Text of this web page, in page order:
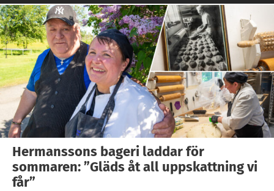
Hermanssons bageri laddar för
sommaren: ”Gläds åt all uppskattning vi
får”